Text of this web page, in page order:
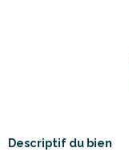
Descriptif du bien